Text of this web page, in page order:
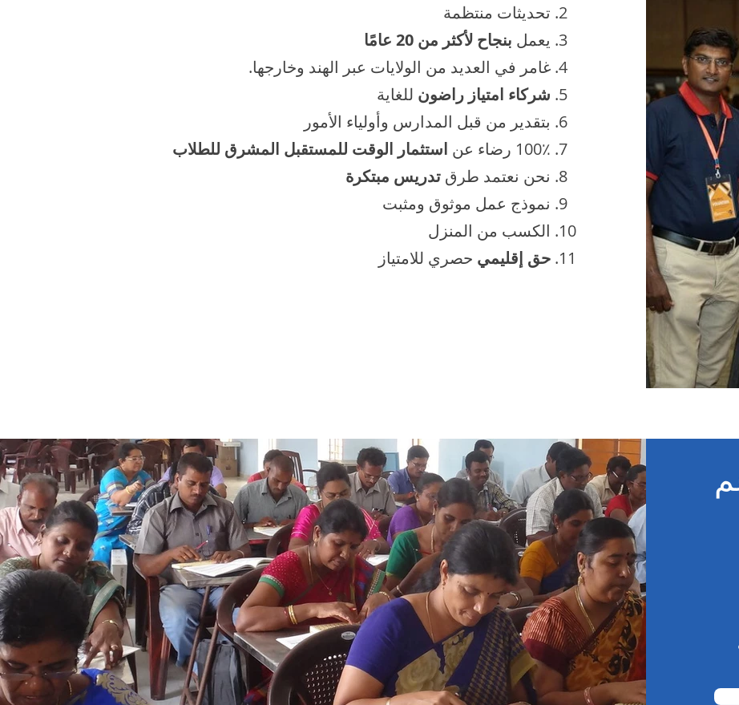
تحديثات منتظمة
يعمل بنجاح لأكثر من 20 عامًا
غامر في العديد من الولايات عبر الهند وخارجها.
شركاء امتياز راضون للغاية
بتقدير من قبل المدارس وأولياء الأمور
100٪ رضاء عن
استثمار الوقت للمستقبل المشرق للطلاب
نحن نعتمد طرق تدريس مبتكرة
نموذج عمل موثوق ومثبت
الكسب من المنزل
حق إقليمي حصري للامتياز